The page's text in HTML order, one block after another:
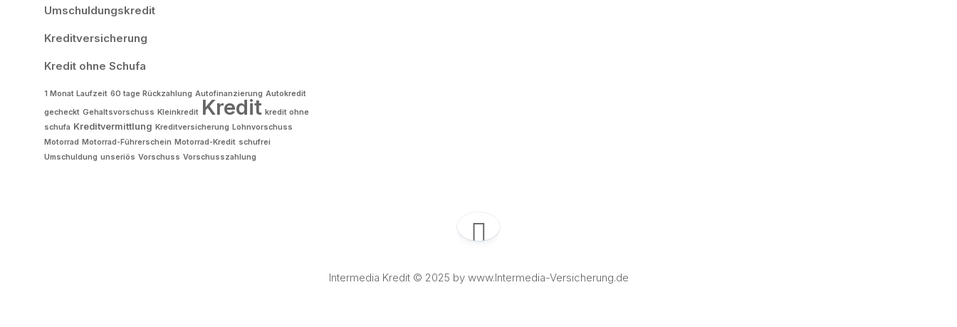
Umschuldungskredit
Kreditversicherung
Kredit ohne Schufa
1 Monat Laufzeit 60 tage Rückzahlung Autofinanzierung Autokredit
gecheckt Gehaltsvorschuss Kleinkredit Kredit kredit ohne
schufa Kreditvermittlung Kreditversicherung Lohnvorschuss
Motorrad Motorrad-Führerschein Motorrad-Kredit schufrei
Umschuldung unseriös Vorschuss Vorschusszahlung
Intermedia Kredit © 2025 by www.Intermedia-Versicherung.de